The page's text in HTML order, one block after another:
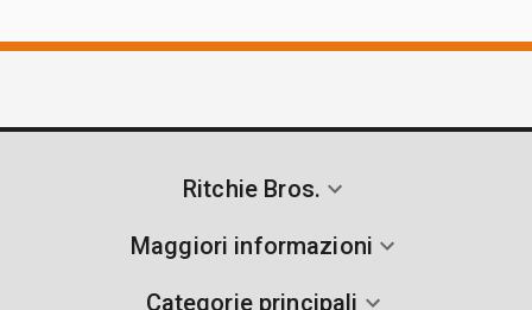
Ritchie Bros.
Maggiori informazioni
Categorie principali